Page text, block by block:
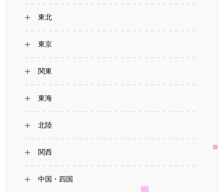
東北
東京
関東
東海
北陸
関西
中国・四国